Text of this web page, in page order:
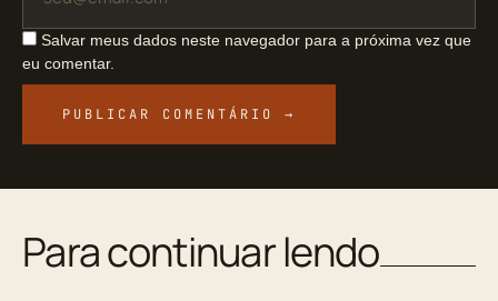
Salvar meus dados neste navegador para a próxima vez que
eu comentar.
Para continuar lendo